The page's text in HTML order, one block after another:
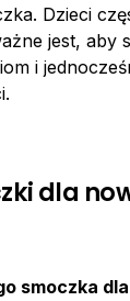
Dzieci
jest, aby
i
dla
smoczka